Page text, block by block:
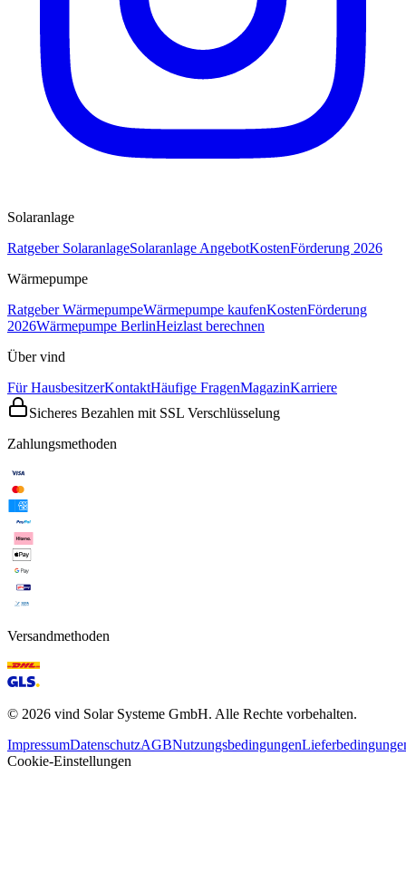
Solaranlage
Ratgeber SolaranlageSolaranlage AngebotKostenFörderung 2026
Wärmepumpe
Ratgeber WärmepumpeWärmepumpe kaufenKostenFörderung
2026Wärmepumpe BerlinHeizlast berechnen
Über vind
Für HausbesitzerKontaktHäufige FragenMagazinKarriere
Sicheres Bezahlen mit SSL Verschlüsselung
Zahlungsmethoden
Versandmethoden
© 2026 vind Solar Systeme GmbH. Alle Rechte vorbehalten.
ImpressumDatenschutzAGBNutzungsbedingungen
Cookie-Einstellungen